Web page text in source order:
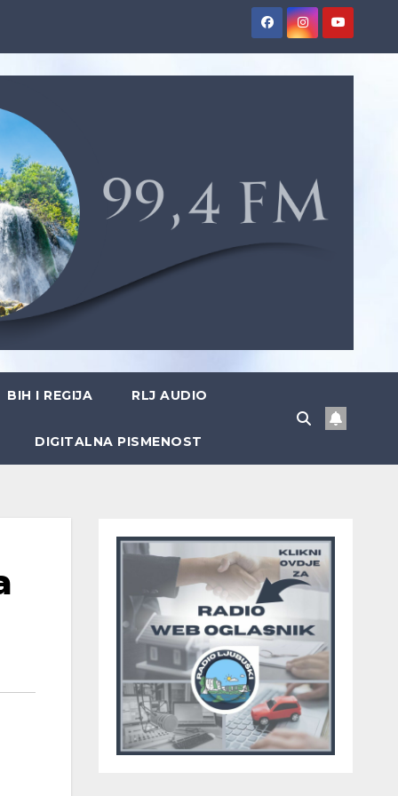
BIH I REGIJA RLJ AUDIO
DIGITALNA PISMENOST